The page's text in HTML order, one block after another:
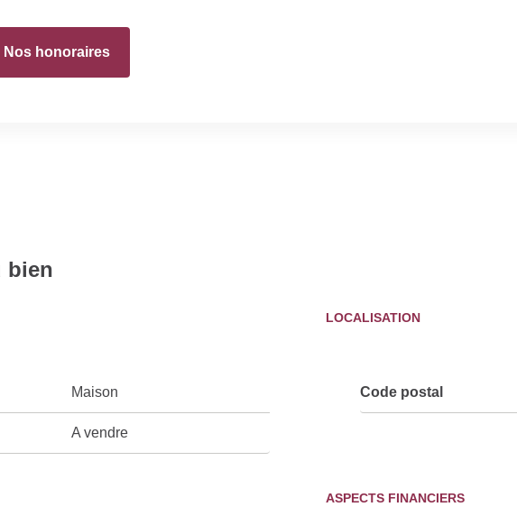
Nos honoraires
bien
Maison
A vendre
LOCALISATION
Code postal
ASPECTS FINANCIERS